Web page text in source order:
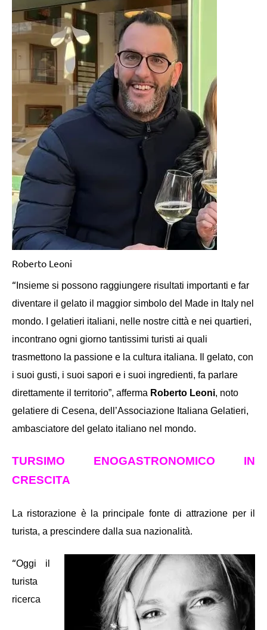
Roberto Leoni
“ Insieme si possono raggiungere risultati importanti e far
diventare il gelato il maggior simbolo del Made in Italy nel
mondo. I gelatieri italiani, nelle nostre città e nei quartieri,
incontrano ogni giorno tantissimi turisti ai quali
trasmettono la passione e la cultura italiana. Il gelato, con
i suoi gusti, i suoi sapori e i suoi ingredienti, fa parlare
direttamente il territorio”, afferma Roberto Leoni, noto
gelatiere di Cesena, dell’Associazione Italiana Gelatieri,
ambasciatore del gelato italiano nel mondo.
TURSIMO ENOGASTRONOMICO IN
CRESCITA
La ristorazione è la principale fonte di attrazione per il
turista, a prescindere dalla sua nazionalità.
“Oggi il
turista
ricerca